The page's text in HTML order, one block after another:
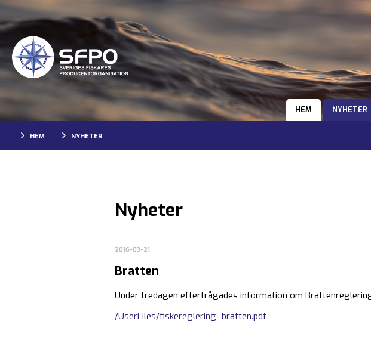
HEM NYHETER
HEM NYHETER
Nyheter
2016-03-21
Bratten
Under fredagen efterfrågades information om
/UserFiles/fiskereglering_bratten.pdf